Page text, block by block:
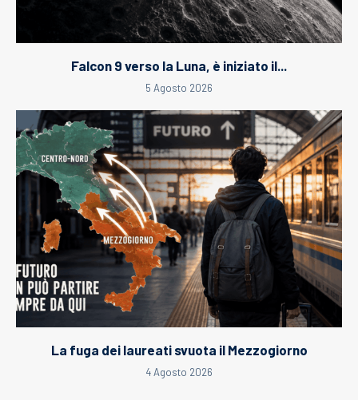
Falcon 9 verso la Luna, è iniziato il...
5 Agosto 2026
La fuga dei laureati svuota il Mezzogiorno
4 Agosto 2026